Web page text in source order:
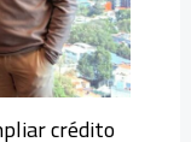
crédito